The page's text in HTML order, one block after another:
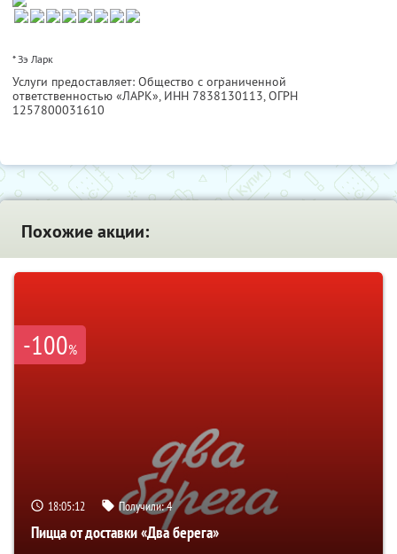
* Зэ Ларк
Услуги предоставляет: Общество с ограниченной
ответственностью «ЛАРК», ИНН 7838130113, ОГРН
1257800031610
Похожие акции:
-100%
18:05:11 Получили:4
Пицца от доставки «Два берега»